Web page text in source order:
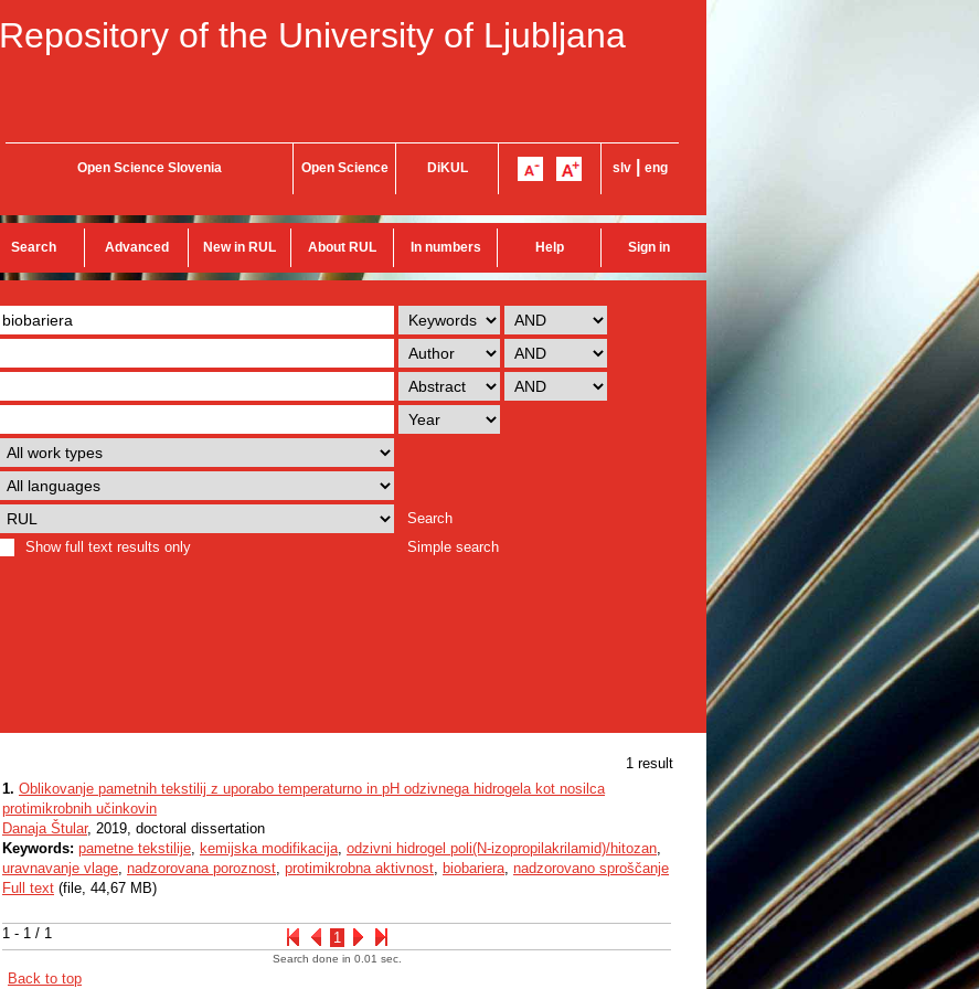
Repository of the University of Ljubljana
Open Science Slovenia Open Science DiKUL slv eng
Search Advanced New in RUL About RUL In numbers Help Sign in
Search
Show full text results only
Simple search
1 result
1 - 1 / 1 1
1. Oblikovanje pametnih tekstilij z uporabo temperaturno in pH odzivnega hidrogela kot nosilca
protimikrobnih učinkovin
Danaja Štular, 2019, doctoral dissertation
Keywords: pametne tekstilije, kemijska modifikacija, odzivni hidrogel poli(N-izopropilakrilamid)/hitozan,
uravnavanje vlage, nadzorovana poroznost, protimikrobna aktivnost, biobariera, nadzorovano sproščanje
Full text (file, 44,67 MB)
Search done in 0.01 sec.
Back to top